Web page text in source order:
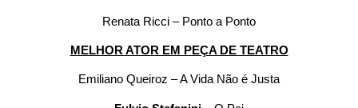
Renata Ricci – Ponto a Ponto
MELHOR ATOR EM PEÇA DE TEATRO
Emiliano Queiroz – A Vida Não é Justa